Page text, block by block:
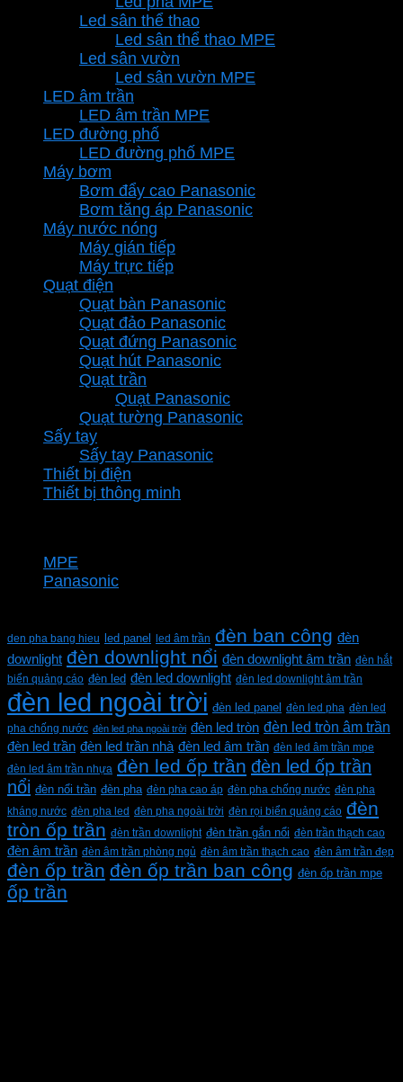
Led sân thể thao
Led sân thể thao MPE
Led sân vườn
Led sân vườn MPE
LED âm trần
LED âm trần MPE
LED đường phố
LED đường phố MPE
Máy bơm
Bơm đẩy cao Panasonic
Bơm tăng áp Panasonic
Máy nước nóng
Máy gián tiếp
Máy trực tiếp
Quạt điện
Quạt bàn Panasonic
Quạt đảo Panasonic
Quạt đứng Panasonic
Quạt hút Panasonic
Quạt trần
Quạt Panasonic
Quạt tường Panasonic
Sấy tay
Sấy tay Panasonic
Thiết bị điện
Thiết bị thông minh
MPE
Panasonic
den pha bang hieu led panel led âm trần đèn ban công đèn
downlight đèn downlight nổi đèn downlight âm trần đèn hắt
biển quảng cáo đèn led đèn led downlight đèn led downlight âm trần
đèn led ngoài trời đèn led panel đèn led pha đèn led
pha chống nước đèn led pha ngoài trời đèn led tròn đèn led tròn âm trần
đèn led trần đèn led trần nhà đèn led âm trần đèn led âm trần mpe
đèn led âm trần nhựa đèn led ốp trần đèn led ốp trần
nổi đèn nổi trần đèn pha đèn pha cao áp đèn pha chống nước đèn pha
kháng nước đèn pha led đèn pha ngoài trời đèn rọi biển quảng cáo đèn
tròn ốp trần đèn trần downlight đèn trần gắn nổi đèn trần thạch cao
đèn âm trần đèn âm trần phòng ngủ đèn âm trần thạch cao đèn âm trần đẹp
đèn ốp trần đèn ốp trần ban công đèn ốp trần mpe
ốp trần